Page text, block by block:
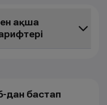
ақша
дан бастап